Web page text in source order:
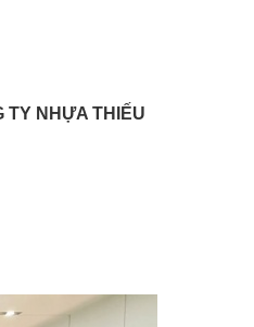
TY NHỰA THIẾU